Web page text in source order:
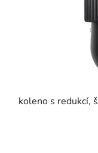
koleno s redukcí,